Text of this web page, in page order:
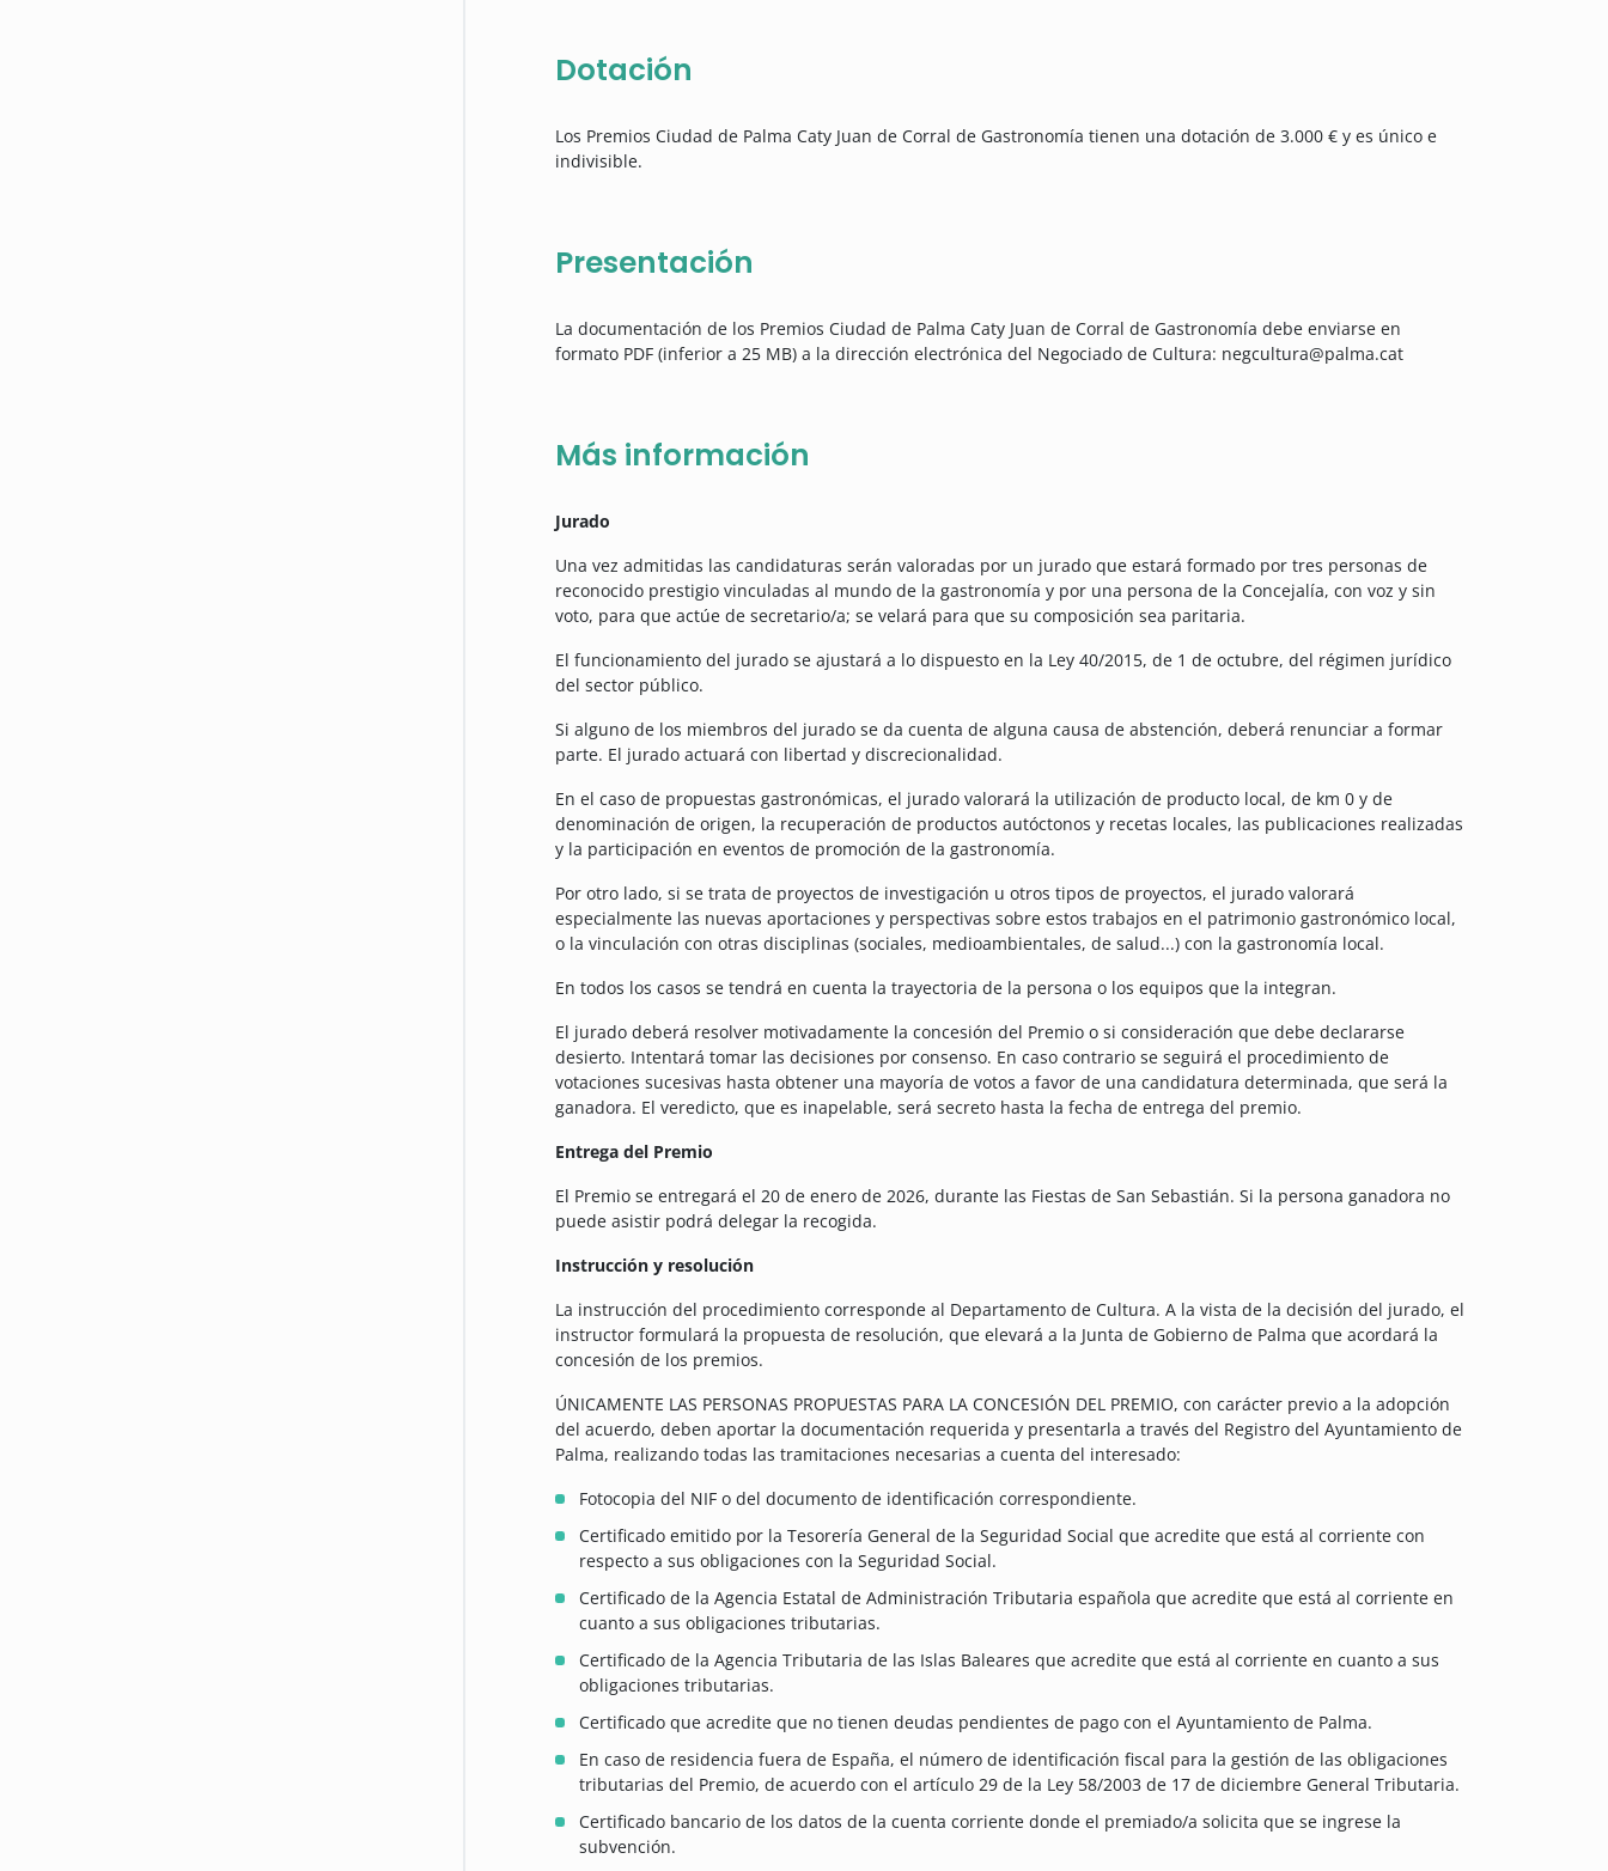
Dotación
Los Premios Ciudad de Palma Caty Juan de Corral de Gastronomía tienen una dotación de 3.000 € y es único e
indivisible.
Presentación
La documentación de los Premios Ciudad de Palma Caty Juan de Corral de Gastronomía debe enviarse en
formato PDF (inferior a 25 MB) a la dirección electrónica del Negociado de Cultura: negcultura@palma.cat
Más información
Jurado
Una vez admitidas las candidaturas serán valoradas por un jurado que estará formado por tres personas de
reconocido prestigio vinculadas al mundo de la gastronomía y por una persona de la Concejalía, con voz y sin
voto, para que actúe de secretario/a; se velará para que su composición sea paritaria.
El funcionamiento del jurado se ajustará a lo dispuesto en la Ley 40/2015, de 1 de octubre, del régimen jurídico
del sector público.
Si alguno de los miembros del jurado se da cuenta de alguna causa de abstención, deberá renunciar a formar
parte. El jurado actuará con libertad y discrecionalidad.
En el caso de propuestas gastronómicas, el jurado valorará la utilización de producto local, de km 0 y de
denominación de origen, la recuperación de productos autóctonos y recetas locales, las publicaciones realizadas
y la participación en eventos de promoción de la gastronomía.
Por otro lado, si se trata de proyectos de investigación u otros tipos de proyectos, el jurado valorará
especialmente las nuevas aportaciones y perspectivas sobre estos trabajos en el patrimonio gastronómico local,
o la vinculación con otras disciplinas (sociales, medioambientales, de salud...) con la gastronomía local.
En todos los casos se tendrá en cuenta la trayectoria de la persona o los equipos que la integran.
El jurado deberá resolver motivadamente la concesión del Premio o si consideración que debe declararse
desierto. Intentará tomar las decisiones por consenso. En caso contrario se seguirá el procedimiento de
votaciones sucesivas hasta obtener una mayoría de votos a favor de una candidatura determinada, que será la
ganadora. El veredicto, que es inapelable, será secreto hasta la fecha de entrega del premio.
Entrega del Premio
El Premio se entregará el 20 de enero de 2026, durante las Fiestas de San Sebastián. Si la persona ganadora no
puede asistir podrá delegar la recogida.
Instrucción y resolución
La instrucción del procedimiento corresponde al Departamento de Cultura. A la vista de la decisión del jurado, el
instructor formulará la propuesta de resolución, que elevará a la Junta de Gobierno de Palma que acordará la
concesión de los premios.
ÚNICAMENTE LAS PERSONAS PROPUESTAS PARA LA CONCESIÓN DEL PREMIO, con carácter previo a la adopción
del acuerdo, deben aportar la documentación requerida y presentarla a través del Registro del Ayuntamiento de
Palma, realizando todas las tramitaciones necesarias a cuenta del interesado:
Fotocopia del NIF o del documento de identificación correspondiente.
Certificado emitido por la Tesorería General de la Seguridad Social que acredite que está al corriente con
respecto a sus obligaciones con la Seguridad Social.
Certificado de la Agencia Estatal de Administración Tributaria española que acredite que está al corriente en
cuanto a sus obligaciones tributarias.
Certificado de la Agencia Tributaria de las Islas Baleares que acredite que está al corriente en cuanto a sus
obligaciones tributarias.
Certificado que acredite que no tienen deudas pendientes de pago con el Ayuntamiento de Palma.
En caso de residencia fuera de España, el número de identificación fiscal para la gestión de las obligaciones
tributarias del Premio, de acuerdo con el artículo 29 de la Ley 58/2003 de 17 de diciembre General Tributaria.
Certificado bancario de los datos de la cuenta corriente donde el premiado/a solicita que se ingrese la
subvención.